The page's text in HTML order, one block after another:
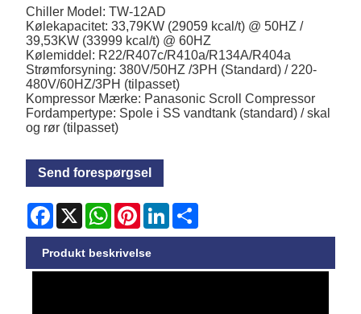
Chiller Model: TW-12AD
Kølekapacitet: 33,79KW (29059 kcal/t) @ 50HZ /
39,53KW (33999 kcal/t) @ 60HZ
Kølemiddel: R22/R407c/R410a/R134A/R404a
Strømforsyning: 380V/50HZ /3PH (Standard) / 220-
480V/60HZ/3PH (tilpasset)
Kompressor Mærke: Panasonic Scroll Compressor
Fordampertype: Spole i SS vandtank (standard) / skal
og rør (tilpasset)
Send forespørgsel
Facebook
X WhatsApp
PinterestLinkedIn
Produkt beskrivelse